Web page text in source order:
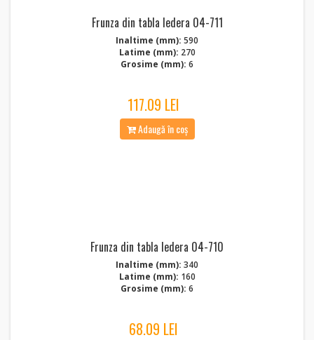
Frunza din tabla Iedera 04-711
Inaltime (mm): 590
Latime (mm): 270
Grosime (mm): 6
117.09 LEI
Adaugă în coș
Frunza din tabla Iedera 04-710
Inaltime (mm): 340
Latime (mm): 160
Grosime (mm): 6
68.09 LEI